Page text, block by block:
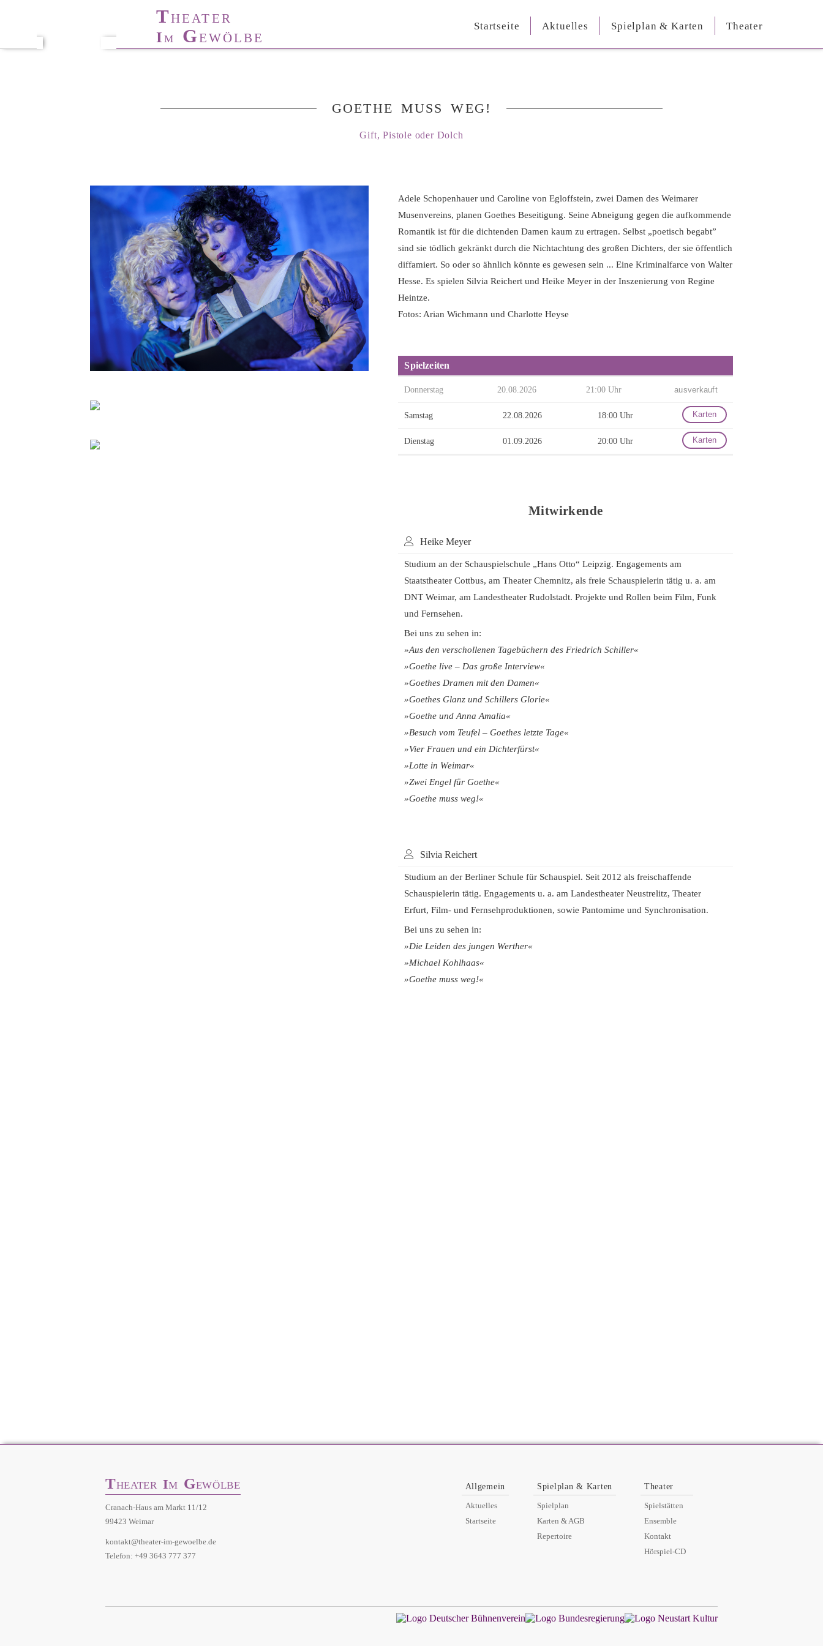
ANZ- KADEMIE
THEATER
IM GEWÖLBE
Startseite Aktuelles Spielplan & Karten Theater
GOETHE MUSS WEG!
Gift, Pistole oder Dolch
Adele Schopenhauer und Caroline von Egloffstein, zwei Damen des Weimarer
Musenvereins, planen Goethes Beseitigung. Seine Abneigung gegen die aufkommende
Romantik ist für die dichtenden Damen kaum zu ertragen. Selbst „poetisch begabt”
sind sie tödlich gekränkt durch die Nichtachtung des großen Dichters, der sie öffentlich
diffamiert. So oder so ähnlich könnte es gewesen sein ... Eine Kriminalfarce von Walter
Hesse. Es spielen Silvia Reichert und Heike Meyer in der Inszenierung von Regine
Heintze.
Fotos: Arian Wichmann und Charlotte Heyse
Spielzeiten
Donnerstag 20.08.2026 21:00 Uhr ausverkauft
Samstag 22.08.2026 18:00 Uhr Karten
Dienstag 01.09.2026 20:00 Uhr Karten
Mitwirkende
Heike Meyer
Studium an der Schauspielschule „Hans Otto“ Leipzig. Engagements am
Staatstheater Cottbus, am Theater Chemnitz, als freie Schauspielerin tätig u. a. am
DNT Weimar, am Landestheater Rudolstadt. Projekte und Rollen beim Film, Funk
und Fernsehen.
Bei uns zu sehen in:
»Aus den verschollenen Tagebüchern des Friedrich Schiller«
»Goethe live – Das große Interview«
»Goethes Dramen mit den Damen«
»Goethes Glanz und Schillers Glorie«
»Goethe und Anna Amalia«
»Besuch vom Teufel – Goethes letzte Tage«
»Vier Frauen und ein Dichterfürst«
»Lotte in Weimar«
»Zwei Engel für Goethe«
»Goethe muss weg!«
Silvia Reichert
Studium an der Berliner Schule für Schauspiel. Seit 2012 als freischaffende
Schauspielerin tätig. Engagements u. a. am Landestheater Neustrelitz, Theater
Erfurt, Film- und Fernsehproduktionen, sowie Pantomime und Synchronisation.
Bei uns zu sehen in:
»Die Leiden des jungen Werther«
»Michael Kohlhaas«
»Goethe muss weg!«
THEATER IM GEWÖLBE
Cranach-Haus am Markt 11/12
99423 Weimar
kontakt@theater-im-gewoelbe.de
Telefon: +49 3643 777 377
Allgemein
Aktuelles
Startseite
Spielplan & Karten
Spielplan
Karten & AGB
Repertoire
Theater
Spielstätten
Ensemble
Kontakt
Hörspiel-CD